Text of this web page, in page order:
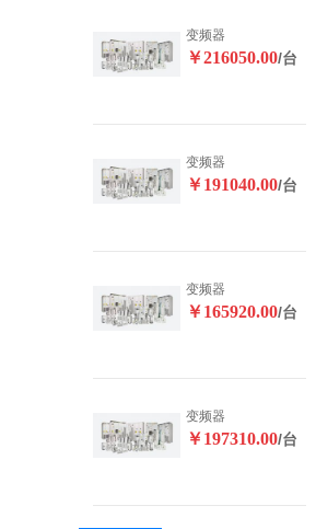
变频器
￥216050.00/台
变频器
￥191040.00/台
变频器
￥165920.00/台
变频器
￥197310.00/台